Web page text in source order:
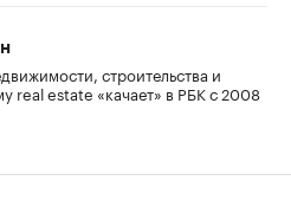
строительства и
real estate «качает» в РБК с 2008